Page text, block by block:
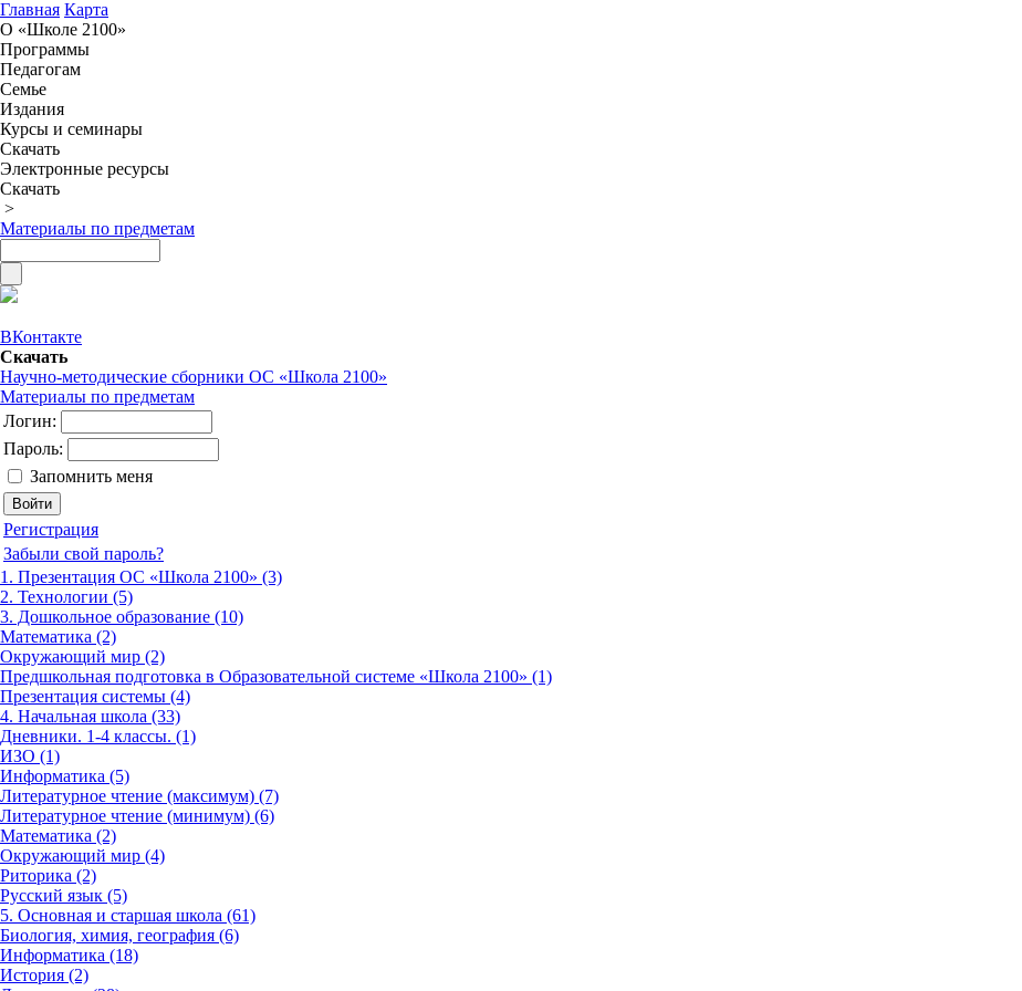
Главная Карта
О «Школе 2100»
Программы
Педагогам
Семье
Издания
Курсы и семинары
Скачать
Электронные ресурсы
Скачать
>
Материалы по предметам
ВКонтакте
Скачать
Научно-методические сборники ОС «Школа 2100»
Материалы по предметам
Логин:
Пароль:
Запомнить меня
Регистрация
Забыли свой пароль?
1. Презентация ОС «Школа 2100» (3)
2. Технологии (5)
3. Дошкольное образование (10)
Математика (2)
Окружающий мир (2)
Предшкольная подготовка в Образовательной системе «Школа 2100» (1)
Презентация системы (4)
4. Начальная школа (33)
Дневники. 1-4 классы. (1)
ИЗО (1)
Информатика (5)
Литературное чтение (максимум) (7)
Литературное чтение (минимум) (6)
Математика (2)
Окружающий мир (4)
Риторика (2)
Русский язык (5)
5. Основная и старшая школа (61)
Биология, химия, география (6)
Информатика (18)
История (2)